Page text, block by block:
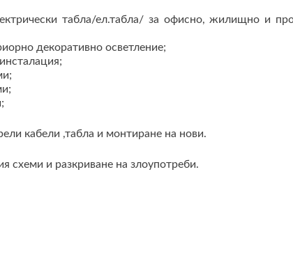
табла/ел.табла/ за офисно, жилищно и
декоративно осветление;
кабели ,табла и монтиране на нови.
схеми и разкриване на злоупотреби.